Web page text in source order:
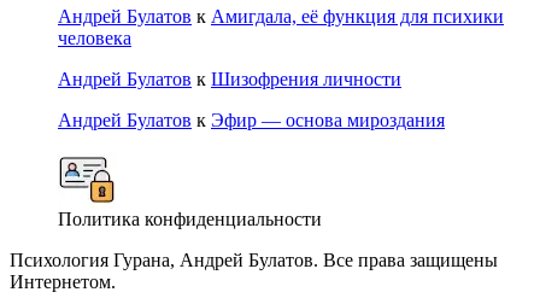
Андрей Булатов к Амигдала, её функция для психики
человека
Андрей Булатов к Шизофрения личности
Андрей Булатов к Эфир — основа мироздания
Политика конфиденциальности
Психология Гурана, Андрей Булатов. Все права защищены
Интернетом.